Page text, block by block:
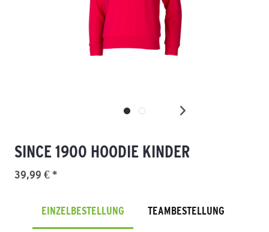
SINCE 1900 HOODIE KINDER
39,99 € *
EINZELBESTELLUNG TEAMBESTELLUNG